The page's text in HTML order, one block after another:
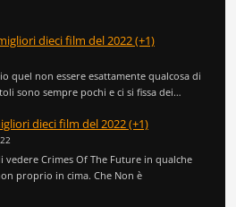
dieci film del 2022 (+1)
quel non essere esattamente qualcosa di
sono sempre pochi e ci si fissa dei…
dieci film del 2022 (+1)
vedere Crimes Of The Future in qualche
proprio in cima. Che Non è